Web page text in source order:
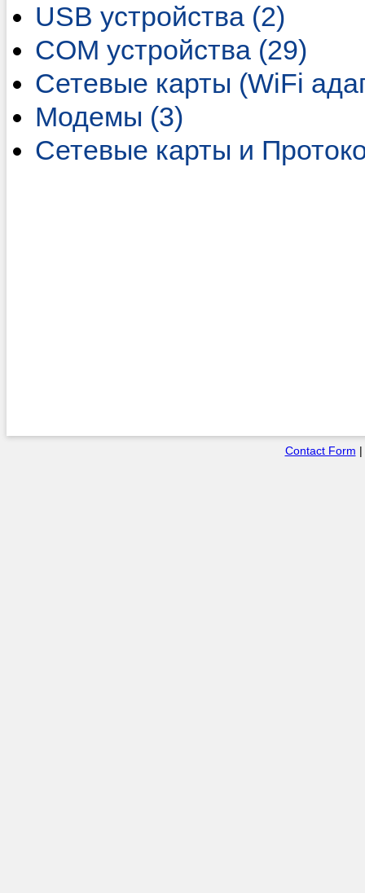
USB устройства (2)
COM устройства (29)
Сетевые карты (WiFi
Модемы (3)
Сетевые карты и
Contact Form |